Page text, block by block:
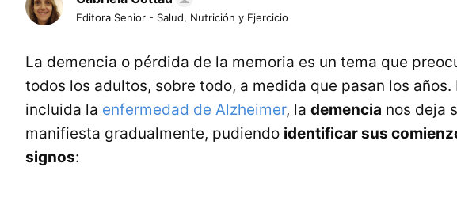
Editora Senior - Salud, Nutrición y Ejercicio
La demencia o pérdida de la memoria es un tema que
todos los adultos, sobre todo, a medida que pasan los años.
incluida la enfermedad de Alzheimer, la demencia nos deja
manifiesta gradualmente, pudiendo identificar sus
signos: